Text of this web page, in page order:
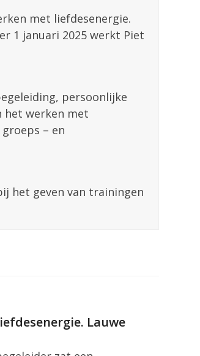
met liefdesenergie.
1 januari 2025 werkt Piet
persoonlijke
het werken met
– en
het geven van trainingen
Lauwe